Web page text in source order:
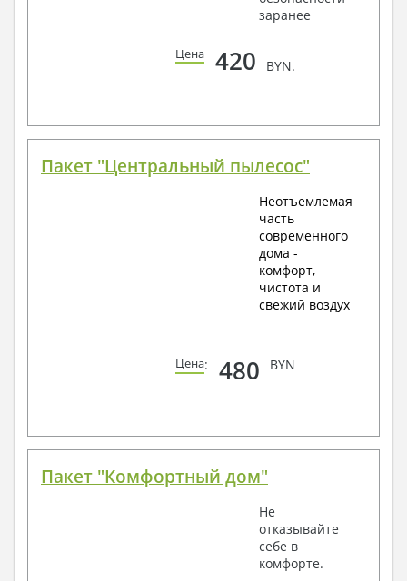
заранее
Цена 420 BYN.
Пакет "Центральный пылесос"
Неотъемлемая
часть
современного
дома -
комфорт,
чистота и
свежий воздух
Цена: 480 BYN
Пакет "Комфортный дом"
Не
отказывайте
себе в
комфорте.